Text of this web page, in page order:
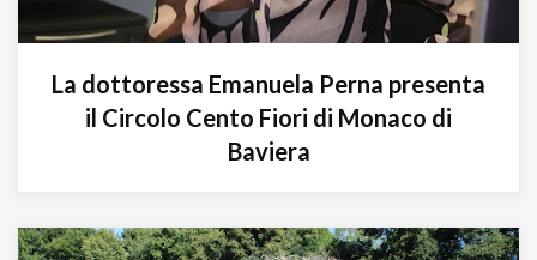
La dottoressa Emanuela Perna presenta
il Circolo Cento Fiori di Monaco di
Baviera